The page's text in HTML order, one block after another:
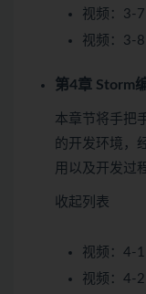
视频： 3-
视频： 3-
第4章 Storm
本章节将手把
的开发环境，
用以及开发过
收起列表
视频： 4-1
视频： 4-2